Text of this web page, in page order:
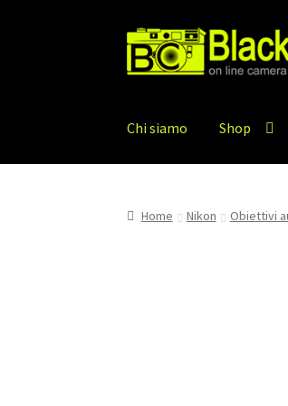
alla
navigazione
al
contenuto
Chi siamo Shop
Home Nikon Obiettivi